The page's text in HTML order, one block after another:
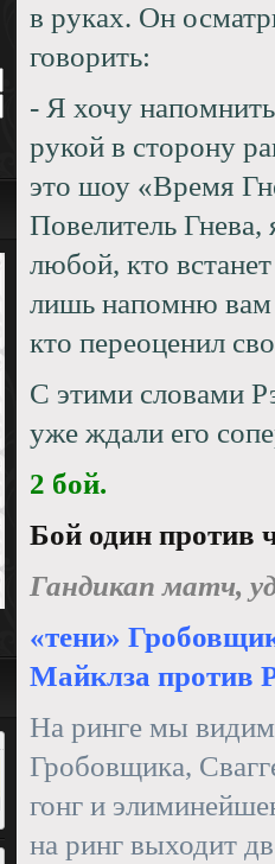
в руках. Он
говорить:
- Я хочу
рукой в сторону
это шоу «Время
Повелитель
любой, кто
лишь напомню вам
кто переоценил
С этими словами
уже ждали его
2 бой.
Бой один против
Гандикап матч,
«тени»
Майклза против
На ринге мы
Гробовщика,
гонг и
на ринг выходит